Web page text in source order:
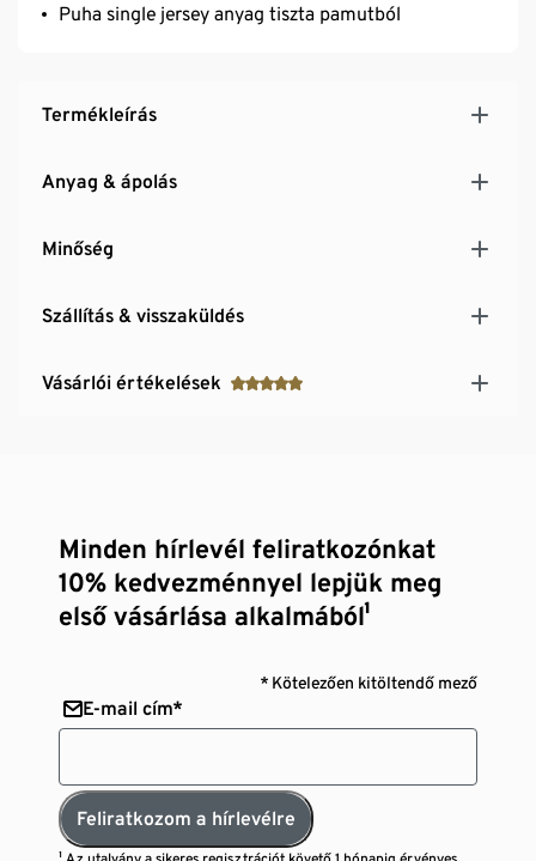
Puha single jersey anyag tiszta pamutból
Termékleírás
Anyag & ápolás
Minőség
Szállítás & visszaküldés
Vásárlói értékelések
Minden hírlevél feliratkozónkat
10% kedvezménnyel lepjük meg
első vásárlása alkalmából¹
* Kötelezően kitöltendő mező
E-mail cím*
Feliratkozom a hírlevélre